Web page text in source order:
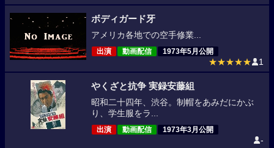
ボディガード牙
アメリカ各地での空手修業...
出演 動画配信 1973年5月公開
★★★★★ 1
やくざと抗争 実録安藤組
昭和二十四年、渋谷。制帽をあみだにかぶ
り、学生服をラ...
出演 動画配信 1973年3月公開
-